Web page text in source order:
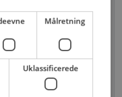
Sjækkel Wide Body Crosby
WLL: 75 - 300 ton
Målretning
Uklassificerede